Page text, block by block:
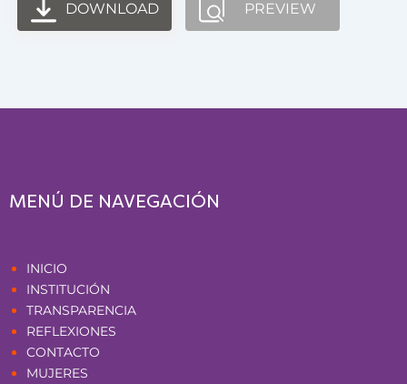
DOWNLOAD PREVIEW
MENÚ DE NAVEGACIÓN
INICIO
INSTITUCIÓN
TRANSPARENCIA
REFLEXIONES
CONTACTO
MUJERES